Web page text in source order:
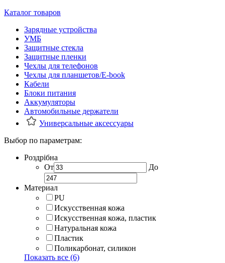
Каталог товаров
Зарядные устройства
УМБ
Защитные стекла
Защитные пленки
Чехлы для телефонов
Чехлы для планшетов/E-book
Кабели
Блоки питания
Аккумуляторы
Автомобильные держатели
Универсальные аксессуары
Выбор по параметрам:
Роздрібна
От
До
Материал
PU
Искусственная кожа
Искусственная кожа, пластик
Натуральная кожа
Пластик
Поликарбонат, силикон
Показать все (6)